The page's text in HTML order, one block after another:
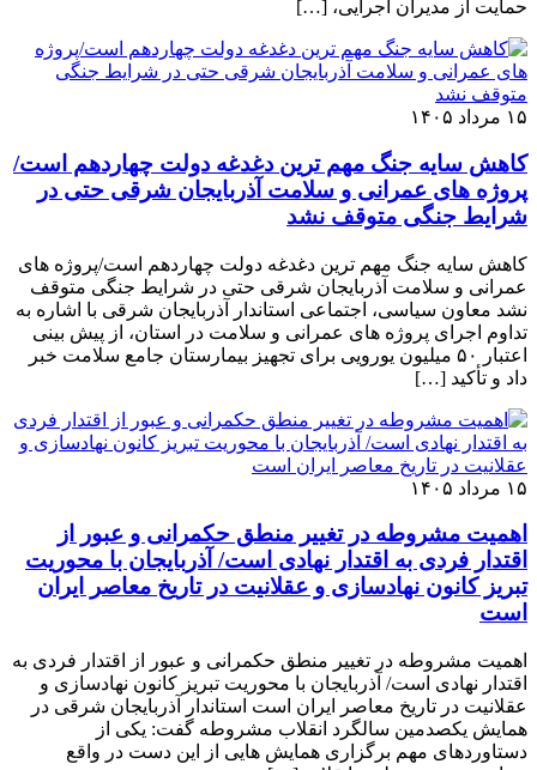
حمایت از مدیران اجرایی، […]
۱۵ مرداد ۱۴۰۵
کاهش سایه جنگ مهم ‌ترین دغدغه دولت چهاردهم است/
پروژه ‌های عمرانی و سلامت آذربایجان شرقی حتی در
شرایط جنگی متوقف نشد
کاهش سایه جنگ مهم ‌ترین دغدغه دولت چهاردهم است/پروژه ‌های
عمرانی و سلامت آذربایجان شرقی حتی در شرایط جنگی متوقف
نشد معاون سیاسی، اجتماعی استاندار آذربایجان شرقی با اشاره به
تداوم اجرای پروژه ‌های عمرانی و سلامت در استان، از پیش ‌بینی
اعتبار ۵۰ میلیون یورویی برای تجهیز بیمارستان جامع سلامت خبر
داد و تأکید […]
۱۵ مرداد ۱۴۰۵
اهمیت مشروطه در تغییر منطق حکمرانی و عبور از
اقتدار فردی به اقتدار نهادی است/ آذربایجان با محوریت
تبریز کانون نهادسازی و عقلانیت در تاریخ معاصر ایران
است
اهمیت مشروطه در تغییر منطق حکمرانی و عبور از اقتدار فردی به
اقتدار نهادی است/ آذربایجان با محوریت تبریز کانون نهادسازی و
عقلانیت در تاریخ معاصر ایران است استاندار آذربایجان شرقی در
همایش یکصدمین سالگرد انقلاب مشروطه گفت: یکی از
دستاوردهای مهم برگزاری همایش هایی از این دست در واقع